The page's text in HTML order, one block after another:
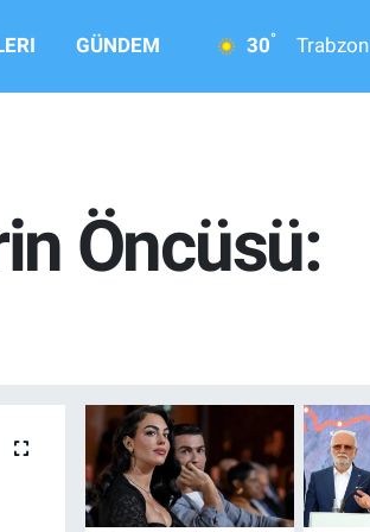
GÜNDEM 30° Trabzon
Öncüsü: